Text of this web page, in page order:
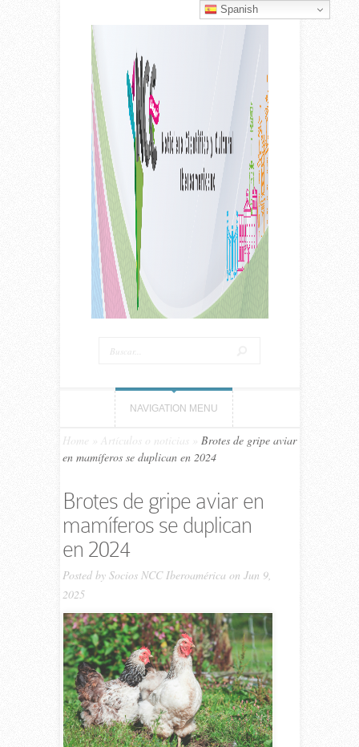
NAVIGATION MENU
Home Artículos o noticias
Brotes de gripe aviar
en mamíferos se duplican en 2024
Brotes de gripe aviar en
mamíferos se duplican
en 2024
Posted by Socios NCC Iberoamérica on Jun 9,
2025
Spanish